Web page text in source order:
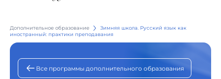
Дополнительное образование
Зимняя школа. Русский язык как
иностранный: практики преподавания
Все программы дополнительного образования